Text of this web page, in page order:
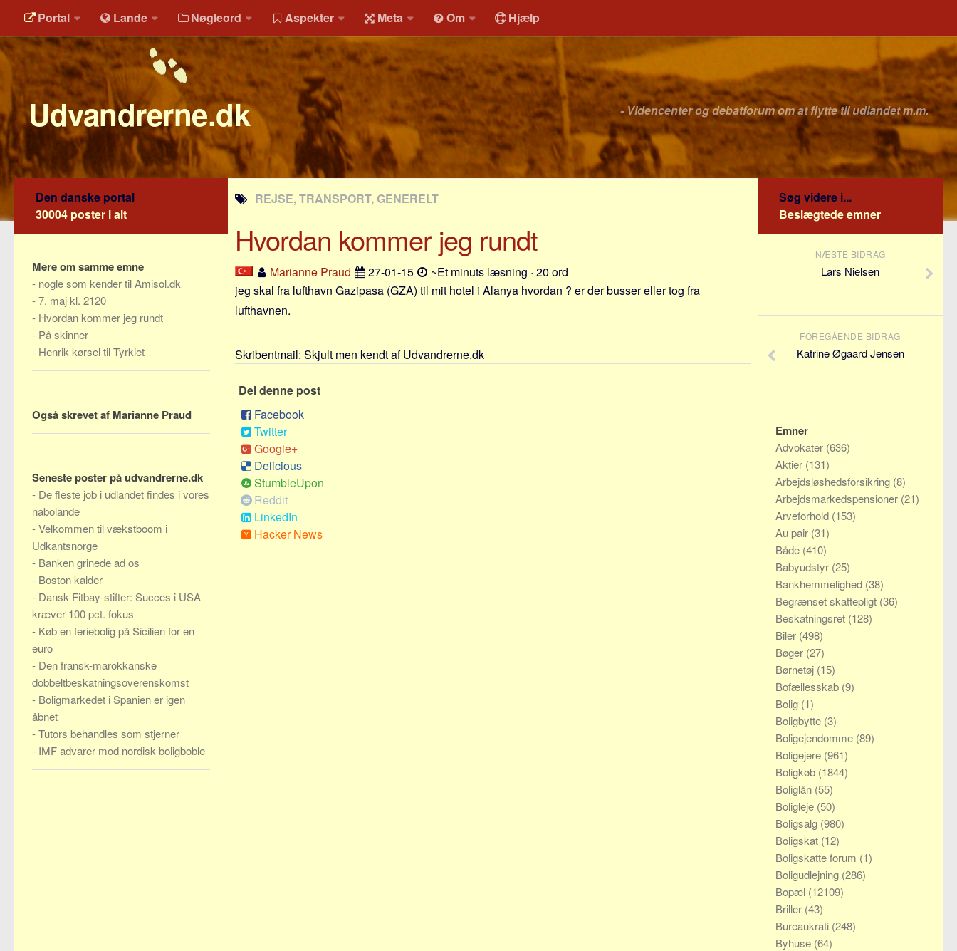
Portal Lande Nøgleord Aspekter Meta Om Hjælp
Udvandrerne.dk - Videncenter og debatforum om at flytte til udlandet m.m.
REJSE, TRANSPORT, GENERELT
Hvordan kommer jeg rundt
Marianne Praud 27-01-15
~Et minuts læsning · 20 ord
jeg skal fra lufthavn Gazipasa (GZA) til mit hotel i Alanya hvordan ? er der busser eller tog fra
lufthavnen.
Skribentmail: Skjult men kendt af Udvandrerne.dk
Del denne post
Facebook
Twitter
Google+
Delicious
StumbleUpon
Reddit
LinkedIn
Hacker News
Den danske portal
30004 poster i alt
Mere om samme emne
- nogle som kender til Amisol.dk
-7. maj kl. 2120
- Hvordan kommer jeg rundt
- På skinner
- Henrik kørsel til Tyrkiet
Også skrevet af Marianne Praud
Seneste poster på udvandrerne.dk
- De fleste job i udlandet findes i vores
nabolande
-Velkommen til vækstboom i
Udkantsnorge
- Banken grinede ad os
- Boston kalder
- Dansk Fitbay-stifter: Succes i USA
kræver 100 pct. fokus
- Køb en feriebolig på Sicilien for en
euro
- Den fransk-marokkanske
dobbeltbeskatningsoverenskomst
- Boligmarkedet i Spanien er igen
åbnet
-Tutors behandles som stjerner
- IMF advarer mod nordisk boligboble
Søg videre i...
Beslægtede emner
NÆSTE BIDRAG
Lars Nielsen
FOREGÅENDE BIDRAG
Katrine Øgaard Jensen
Emner
Advokater (636)
Aktier (131)
Arbejdsløshedsforsikring (8)
Arbejdsmarkedspensioner (21)
Arveforhold (153)
Au pair (31)
Både (410)
Babyudstyr (25)
Bankhemmelighed (38)
Begrænset skattepligt (36)
Beskatningsret (128)
Biler (498)
Bøger (27)
Børnetøj (15)
Bofællesskab (9)
Bolig (1)
Boligbytte (3)
Boligejendomme (89)
Boligejere (961)
Boligkøb (1844)
Boliglån (55)
Boligleje (50)
Boligsalg (980)
Boligskat (12)
Boligskatte forum (1)
Boligudlejning (286)
Bopæl (12109)
Briller (43)
Bureaukrati (248)
Byhuse (64)